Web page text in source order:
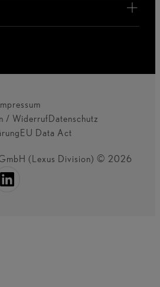
Impressum
/ WiderrufDatenschutz
EU Data Act
(Lexus Division) © 2026